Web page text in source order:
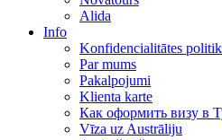
Alida
Info
Konfidencialitātes
Par mums
Рakalpojumi
Klienta karte
Как оформить визу в
Vīza uz Austrāliju